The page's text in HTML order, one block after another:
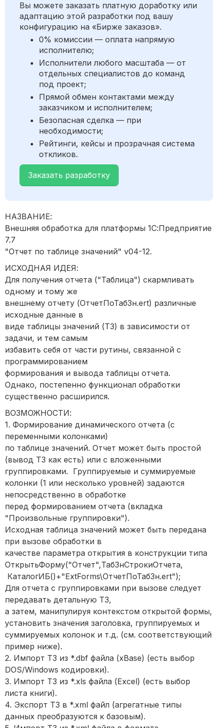
Вы можете заказать платную доработку или
адаптацию этой разработки под вашу
конфигурацию на «Бирже заказов».
0% комиссии — оплата напрямую
исполнителю;
Исполнители любого масштаба — от
отдельных специалистов до команд
под проект;
Прямой обмен контактами между
заказчиком и исполнителем;
Безопасная сделка — при
необходимости;
Рейтинги, кейсы и прозрачная система
откликов.
Заказать разработку
НАЗВАНИЕ:
Внешняя обработка для платформы 1С:Предприятие
7.7
"Отчет по таблице значений" v04-12.
ИСХОДНАЯ ИДЕЯ:
Для получения отчета ("Таблица") скармливать
одному и тому же
внешнему отчету (ОтчетПоТабЗн.ert) различные
исходные данные в
виде таблицы значений (ТЗ) в зависимости от
задачи, и тем самым
избавить себя от части рутины, связанной с
программированием
формирования и вывода таблицы отчета.
Однако, постепенно функционал обработки
существенно расширился.
ВОЗМОЖНОСТИ:
1. Формирование динамического отчета (с
переменными колонками)
по таблице значений. Отчет может быть простой
(вывод ТЗ как есть) или с вложенными
группировками. Группируемые и суммируемые
колонки (1 или несколько уровней) задаются
непосредственно в обработке
перед формированием отчета (вкладка
"Произвольные группировки").
Исходная таблица значений может быть передана
при вызове обработки в
качестве параметра открытия в конструкции типа
ОткрытьФорму("Отчет",ТабЗнСтрокиОтчета,
КаталогИБ()+"ExtForms\ОтчетПоТабЗн.ert");
Для отчета с группировками при вызове следует
передавать детальную ТЗ,
а затем, манипулируя контекстом открытой формы,
установить значения заголовка, группируемых и
суммируемых колонок и т.д. (см. соответствующий
пример ниже).
2. Импорт ТЗ из *.dbf файла (xBase) (есть выбор
DOS/Windows кодировки).
3. Импорт ТЗ из *.xls файла (Excel) (есть выбор
листа книги).
4. Экспорт ТЗ в *.xml файл (агрегатные типы
данных преобразуются к базовым).